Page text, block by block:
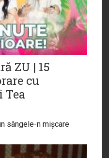
ZU | 15
cu
Tea
sângele-n mișcare